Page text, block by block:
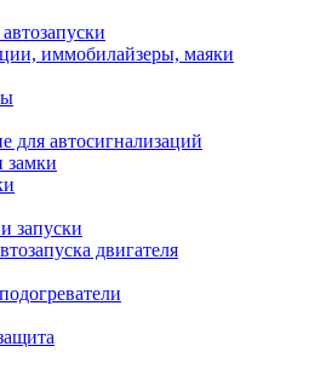
иммобилайзеры, маяки
для автосигнализаций
запуски
двигателя